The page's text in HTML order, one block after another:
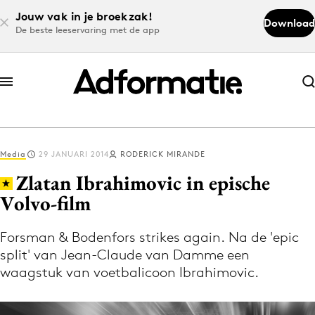
Jouw vak in je broekzak!
De beste leeservaring met de app
Download
Abonneer nu
Abonneer nu
Log in
Volg het laatste nieuws via de Adformatie
Nieuws app
Media 29 JANUARI 2014 RODERICK MIRANDE
Zlatan Ibrahimovic in epische
Volvo-film
Forsman & Bodenfors strikes again. Na de 'epic
split' van Jean-Claude van Damme een
waagstuk van voetbalicoon Ibrahimovic.